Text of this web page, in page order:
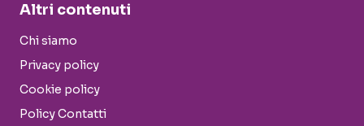
Altri contenuti
Chi siamo
Privacy policy
Cookie policy
Policy Contatti